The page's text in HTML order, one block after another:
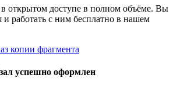
открытом доступе в полном объёме. Вы
и работать с ним бесплатно в нашем
копии фрагмента
успешно оформлен